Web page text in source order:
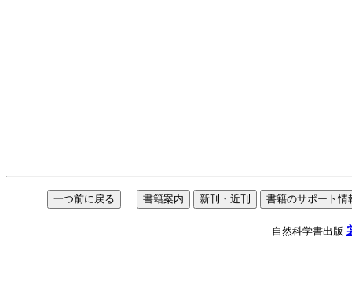
自然科学書出版